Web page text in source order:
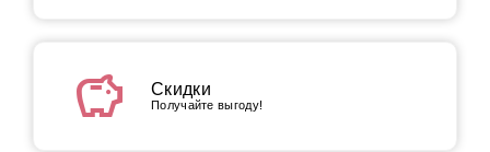
savings Скидки
Получайте выгоду!